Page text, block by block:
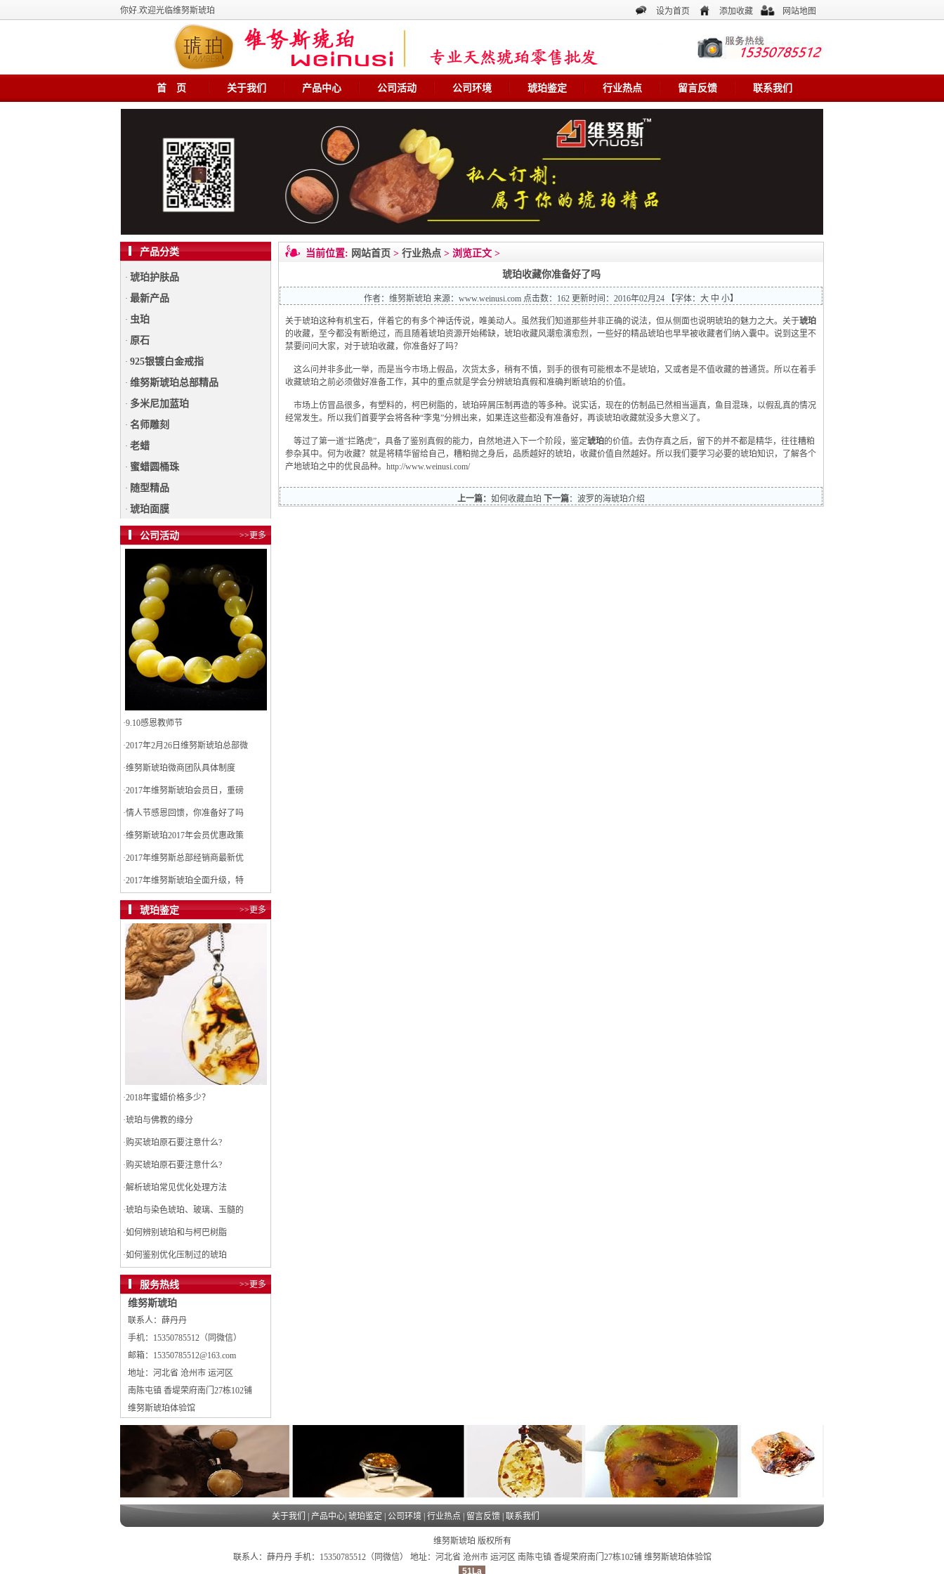
你好.欢迎光临维努斯琥珀 设为首页 添加收藏 网站地图
首 页 关于我们 产品中心 公司活动 公司环境 琥珀鉴定 行业热点 留言反馈 联系我们
产品分类
· 琥珀护肤品
· 最新产品
· 虫珀
· 原石
· 925银镀白金戒指
· 维努斯琥珀总部精品
· 多米尼加蓝珀
· 名师雕刻
· 老蜡
· 蜜蜡圆桶珠
· 随型精品
· 琥珀面膜
公司活动 >>更多
·9.10感恩教师节
·2017年2月26日维努斯琥珀总部微
·维努斯琥珀微商团队具体制度
·2017年维努斯琥珀会员日，重磅
·情人节感恩回馈，你准备好了吗
·维努斯琥珀2017年会员优惠政策
·2017年维努斯总部经销商最新优
·2017年维努斯琥珀全面升级，特
琥珀鉴定 >>更多
·2018年蜜蜡价格多少？
·琥珀与佛教的缘分
·购买琥珀原石要注意什么?
·购买琥珀原石要注意什么?
·解析琥珀常见优化处理方法
·琥珀与染色琥珀、玻璃、玉髓的
·如何辨别琥珀和与柯巴树脂
·如何鉴别优化压制过的琥珀
服务热线 >>更多
维努斯琥珀
联系人：薛丹丹
手机：15350785512（同微信）
邮箱：15350785512@163.com
地址：河北省 沧州市 运河区
南陈屯镇 香堤荣府南门27栋102铺
维努斯琥珀体验馆
当前位置: 网站首页 > 行业热点 > 浏览正文 >
琥珀收藏你准备好了吗
作者： 维努斯琥珀 来源： www.weinusi.com 点击数： 162 更新时间：2016年02月24 【字体： 大 中 小】
关于琥珀这种有机宝石，伴着它的有多个神话传说，唯美动人。虽然我们知道那些并非正确的说法，但从侧面也说明琥珀的魅力之大。关于琥珀
的收藏，至今都没有断绝过，而且随着琥珀资源开始稀缺，琥珀收藏风潮愈演愈烈，一些好的精品琥珀也早早被收藏者们纳入囊中。说到这里不
禁要问问大家，对于琥珀收藏，你准备好了吗？
这么问并非多此一举，而是当今市场上假品，次货太多，稍有不慎，到手的很有可能根本不是琥珀，又或者是不值收藏的普通货。所以在着手
收藏琥珀之前必须做好准备工作，其中的重点就是学会分辨琥珀真假和准确判断琥珀的价值。
市场上仿冒品很多，有塑料的，柯巴树脂的，琥珀碎屑压制再造的等多种。说实话，现在的仿制品已然相当逼真，鱼目混珠，以假乱真的情况
经常发生。所以我们首要学会将各种“李鬼”分辨出来，如果连这些都没有准备好，再谈琥珀收藏就没多大意义了。
等过了第一道“拦路虎”，具备了鉴别真假的能力，自然地进入下一个阶段，鉴定琥珀 的价值。去伪存真之后，留下的并不都是精华，往往糟粕
参杂其中。何为收藏？就是将精华留给自己，糟粕抛之身后，品质越好的琥珀，收藏价值自然越好。所以我们要学习必要的琥珀知识，了解各个
产地琥珀之中的优良品种。 http://www.weinusi.com/
上一篇： 如何收藏血珀 下一篇： 波罗的海琥珀介绍
关于我们 产品中心 琥珀鉴定 公司环境 行业热点 留言反馈 联系我们
维努斯琥珀 版权所有
联系人：薛丹丹 手机：15350785512（同微信） 地址：河北省 沧州市 运河区 南陈屯镇 香堤荣府南门27栋102铺 维努斯琥珀体验馆
51La